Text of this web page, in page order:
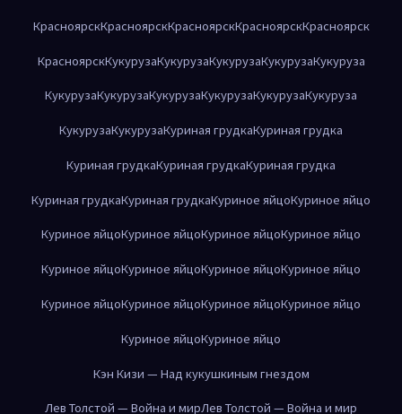
КрасноярскКрасноярскКрасноярскКрасноярскКрасноярск
КрасноярскКукурузаКукурузаКукурузаКукурузаКукуруза
КукурузаКукурузаКукурузаКукурузаКукурузаКукуруза
КукурузаКукурузаКуриная грудкаКуриная грудка
Куриная грудкаКуриная грудкаКуриная грудка
Куриная грудкаКуриная грудкаКуриное яйцоКуриное яйцо
Куриное яйцоКуриное яйцоКуриное яйцоКуриное яйцо
Куриное яйцоКуриное яйцоКуриное яйцоКуриное яйцо
Куриное яйцоКуриное яйцоКуриное яйцоКуриное яйцо
Куриное яйцоКуриное яйцо
Кэн Кизи — Над кукушкиным гнездом
Лев Толстой — Война и мирЛев Толстой — Война и мир